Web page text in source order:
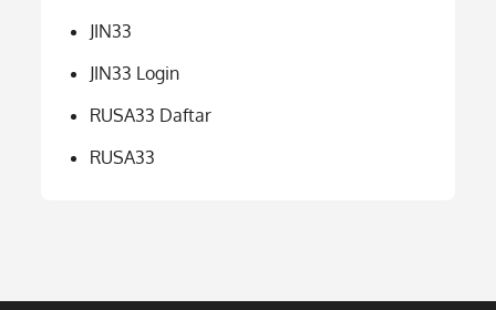
JIN33
JIN33 Login
RUSA33 Daftar
RUSA33